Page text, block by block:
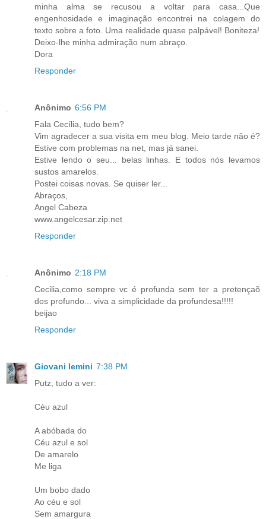
minha alma se recusou a voltar para casa...Que
engenhosidade e imaginação encontrei na colagem do
texto sobre a foto. Uma realidade quase palpável! Boniteza!
Deixo-lhe minha admiração num abraço.
Dora
Responder
Anônimo 6:56 PM
Fala Cecília, tudo bem?
Vim agradecer a sua visita em meu blog. Meio tarde não é?
Estive com problemas na net, mas já sanei.
Estive lendo o seu... belas linhas. E todos nós levamos
sustos amarelos.
Postei coisas novas. Se quiser ler...
Abraços,
Angel Cabeza
www.angelcesar.zip.net
Responder
Anônimo 2:18 PM
Cecilia,como sempre vc é profunda sem ter a pretençaõ
dos profundo... viva a simplicidade da profundesa!!!!!
beijao
Responder
Giovani Iemini 7:38 PM
Putz, tudo a ver:
Céu azul
A abóbada do
Céu azul e sol
De amarelo
Me liga
Um bobo dado
Ao céu e sol
Sem amargura